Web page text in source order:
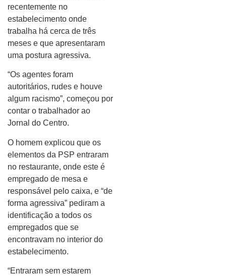
recentemente no
estabelecimento onde
trabalha há cerca de três
meses e que apresentaram
uma postura agressiva.
“Os agentes foram
autoritários, rudes e houve
algum racismo”, começou por
contar o trabalhador ao
Jornal do Centro.
O homem explicou que os
elementos da PSP entraram
no restaurante, onde este é
empregado de mesa e
responsável pelo caixa, e “de
forma agressiva” pediram a
identificação a todos os
empregados que se
encontravam no interior do
estabelecimento.
“Entraram sem estarem